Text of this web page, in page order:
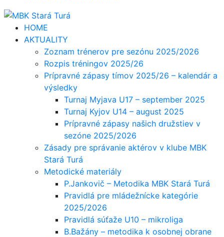
HOME
AKTUALITY
Zoznam trénerov pre sezónu 2025/2026
Rozpis tréningov 2025/26
Prípravné zápasy tímov 2025/26 – kalendár a
výsledky
Turnaj Myjava U17 – september 2025
Turnaj Kyjov U14 – august 2025
Prípravné zápasy našich družstiev v
sezóne 2025/2026
Zásady pre správanie aktérov v klube MBK
Stará Turá
Metodické materiály
P.Jankovič – Metodika MBK Stará Turá
Pravidlá pre mládežnícke kategórie
2025/2026
Pravidlá súťaže U10 – mikroliga
B.Bažány – metodika k osobnej obrane